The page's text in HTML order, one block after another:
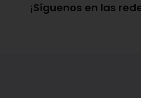
¡Síguenos en las